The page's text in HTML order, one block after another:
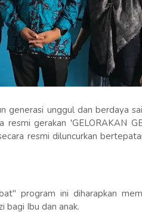
generasi unggul dan berdaya
resmi gerakan 'GELORAKAN
resmi diluncurkan
program ini diharapkan
bagi Ibu dan anak.